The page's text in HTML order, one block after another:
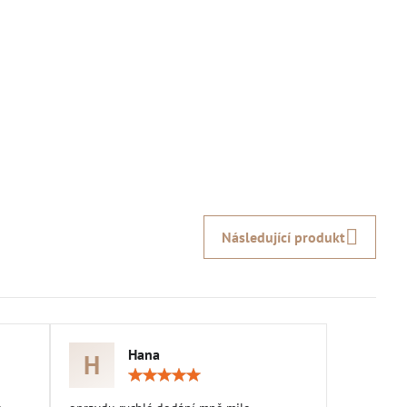
Následující produkt
H
Hana
/